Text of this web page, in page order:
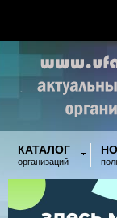
КАТАЛОГ
организаций